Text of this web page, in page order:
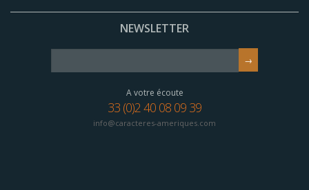
NEWSLETTER
A votre écoute
33 (0)2 40 08 09 39
info@caracteres-ameriques.com